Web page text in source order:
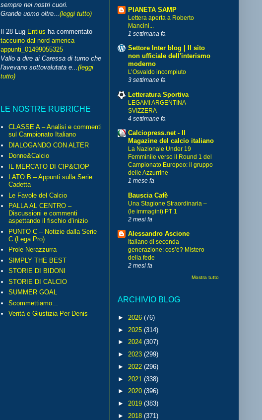
sempre nei nostri cuori.
Grande uomo oltre... (leggi tutto)
Il 28 Lug Entius ha commentato
taccuino dal nord america
appunti_01499055325
Vallo a dire ai Caressa di turno che
l'avevano sottovalutata e... (leggi
tutto)
LE NOSTRE RUBRICHE
CLASSE A – Analisi e commenti
sul Campionato Italiano
DIALOGANDO CON ALTER
Donne&Calcio
IL MERCATO DI CIP&CIOP
LATO B – Appunti sulla Serie
Cadetta
Le Favole del Calcio
PALLA AL CENTRO –
Discussioni e commenti
aspettando il fischio d’inizio
PUNTO C – Notizie dalla Serie
C (Lega Pro)
Prole Nerazzurra
SIMPLY THE BEST
STORIE DI BIDONI
STORIE DI CALCIO
SUMMER GOAL
Scommettiamo...
Verità e Giustizia Per Denis
PIANETA SAMP
Lettera aperta a Roberto
Mancini...
1 settimana fa
Settore Inter blog | Il sito
non ufficiale dell'interismo
moderno
L’Osvaldo incompiuto
3 settimane fa
Letteratura Sportiva
LEGAMI ARGENTINA-
SVIZZERA
4 settimane fa
Calciopress.net - Il
Magazine del calcio italiano
La Nazionale Under 19
Femminile verso il Round 1 del
Campionato Europeo: il gruppo
delle Azzurrine
1 mese fa
Bauscia Cafè
Una Stagione Straordinaria –
(le immagini) PT 1
2 mesi fa
Alessandro Ascione
Italiano di seconda
generazione: cos’è? Mistero
della fede
2 mesi fa
Mostra tutto
ARCHIVIO BLOG
► 2026 (76)
► 2025 (314)
► 2024 (307)
► 2023 (299)
► 2022 (296)
► 2021 (338)
► 2020 (396)
► 2019 (383)
► 2018 (371)